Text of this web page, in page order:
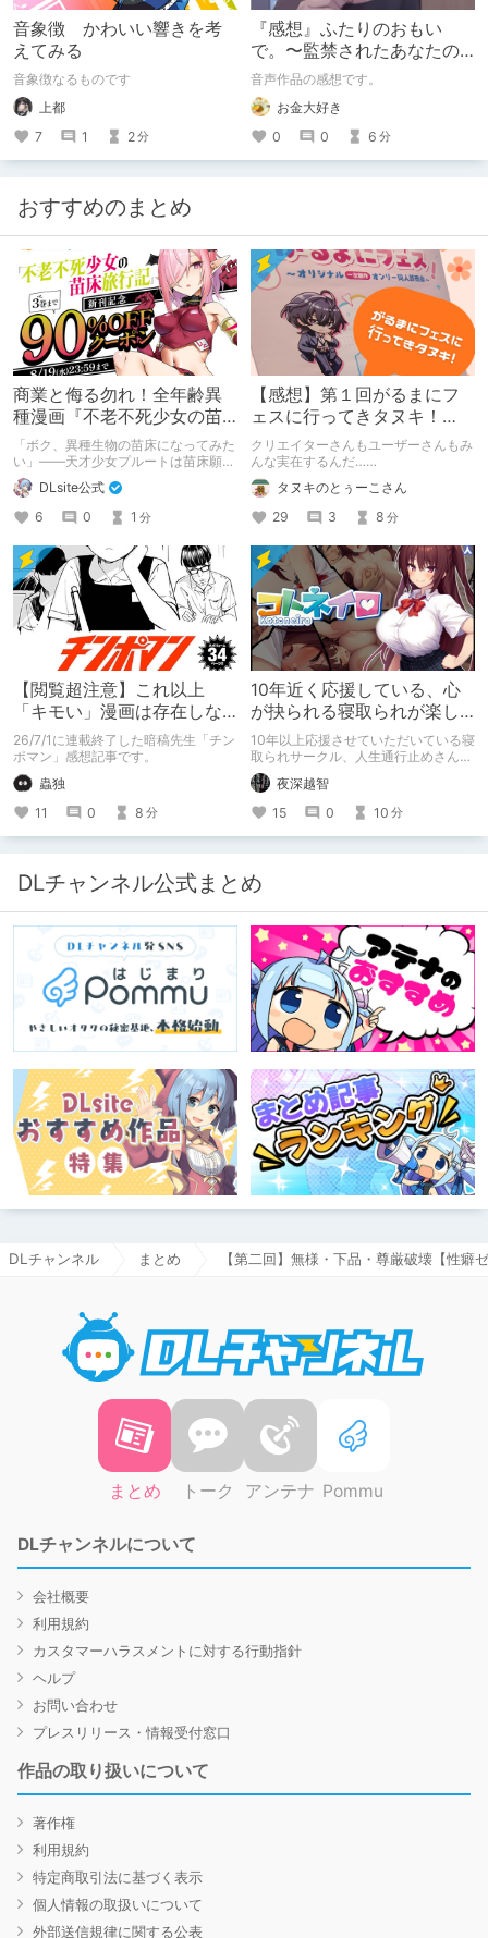
音象徴 かわいい響きを考
えてみる
音象徴なるものです
上都
7
1 2分
『感想』ふたりのおもい
で。〜監禁されたあなたの
末路〜【がるまに限定特典
付き】
音声作品の感想です。
お金大好き
0
0 6 分
おすすめのまとめ
商業と侮る勿れ！全年齢異
種漫画『不老不死少女の苗
床旅行記』新刊記念1～3巻
90%オフクーポン配布中✨
「ボク、異種生物の苗床になってみた
い」――天才少女プルートは苗床願望
を叶えるため、不老不死の体を手に入
れた！ 話題沸騰の全年齢苗床コミッ
クスの新刊が発売開始！ それを記念
して1～3巻まで90%OFFクーポン配
布いたします！ まだ本作品未体験の
皆さん、多分お好きです。ぜひお試し
ください。
DLsite公式
6
0 1 分
【感想】第１回がるまにフ
ェスに行ってきタヌキ！
【レポ】
クリエイターさんもユーザーさんもみ
んな実在するんだ……
タヌキのとぅーこさん
29
3 8 分
【閲覧超注意】これ以上
「キモい」漫画は存在しな
い？チンポマンとかいう
「魂の殺人」の完成形
26/7/1に連載終了した暗稿先生「チン
ポマン」感想記事です。
蟲独
11
0 8 分
10年近く応援している、心
が抉られる寝取られが楽し
めるサークル
10年以上応援させていただいている寝
取られサークル、人生通行止めさんの
新作がとても良かったので、新作を中
心に、このサークルのゲームを紹介し
たくて、記事を書かせていただく。
キミノオモイからずっと好きな熱心な
ファンとしての記事にどうか、お付き
微修正）
夜深越智
15
0 10 分
DLチャンネル公式まとめ
DLチャンネル まとめ 【第二回】無様・下品・尊厳破壊【性癖
まとめ トーク アンテナ Pommu
DLチャンネルについて
会社概要
利用規約
カスタマーハラスメントに対する行動指針
ヘルプ
お問い合わせ
プレスリリース・情報受付窓口
作品の取り扱いについて
著作権
利用規約
特定商取引法に基づく表示
個人情報の取扱いについて
外部送信規律に関する公表